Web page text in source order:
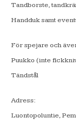
Tandborste,
Handduk samt
För spejare och
Puukko (inte
Tändstål
Adress:
Luontopoluntie,